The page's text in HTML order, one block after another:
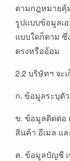
ตามกฎหมายคุ้
รูปแบบข้อมูลเ
แบบใดก็ตาม ซึ่
ตรงหรืออ้อม
2.2 บริษัทฯ จะ
ก. ข้อมูลระบุตั
ข. ข้อมูลติดต่อ
สินค้า อีเมล แ
ค. ข้อมูลบัญชี